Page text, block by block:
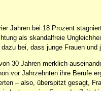
Jahren bei 18 Prozent
als skandalfreie
bei, dass junge Frauen und
30 Jahren merklich
vor Jahrzehnten ihre Berufe
– also, überspitzt gesagt,